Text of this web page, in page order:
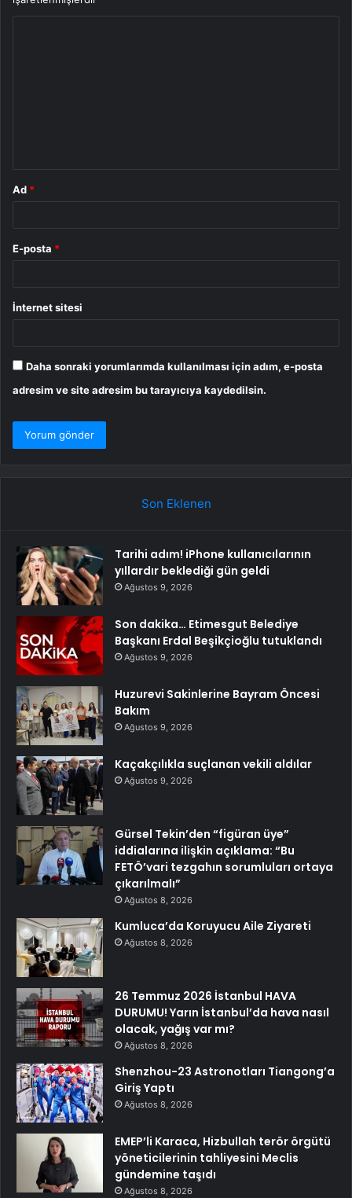
Ad *
E-posta *
İnternet sitesi
Daha sonraki yorumlarımda kullanılması için adım, e-posta
adresim ve site adresim bu tarayıcıya kaydedilsin.
Son Eklenen
Tarihi adım! iPhone kullanıcılarının
yıllardır beklediği gün geldi
Ağustos 9, 2026
Son dakika… Etimesgut Belediye
Başkanı Erdal Beşikçioğlu tutuklandı
Ağustos 9, 2026
Huzurevi Sakinlerine Bayram Öncesi
Bakım
Ağustos 9, 2026
Kaçakçılıkla suçlanan vekili aldılar
Ağustos 9, 2026
Gürsel Tekin’den “figüran üye”
iddialarına ilişkin açıklama: “Bu
FETÖ’vari tezgahın sorumluları ortaya
çıkarılmalı”
Ağustos 8, 2026
Kumluca’da Koruyucu Aile Ziyareti
Ağustos 8, 2026
26 Temmuz 2026 İstanbul HAVA
DURUMU! Yarın İstanbul’da hava nasıl
olacak, yağış var mı?
Ağustos 8, 2026
Shenzhou-23 Astronotları Tiangong’a
Giriş Yaptı
Ağustos 8, 2026
EMEP’li Karaca, Hizbullah terör örgütü
yöneticilerinin tahliyesini Meclis
gündemine taşıdı
Ağustos 8, 2026